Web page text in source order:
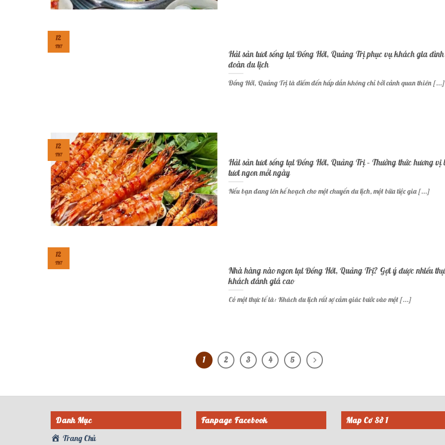
Hải sản tươi sống tại Đồng Hới, Quảng Trị phục vụ khách gia
đoàn du lịch
Đồng Hới, Quảng Trị là điểm đến hấp dẫn không chỉ bởi cảnh quan thiên [...]
12
TH7
Hải sản tươi sống tại Đồng Hới, Quảng Trị – Thưởng thức hương vị
tươi ngon mỗi ngày
Nếu bạn đang lên kế hoạch cho một chuyến du lịch, một bữa tiệc gia [...]
12
TH7
Nhà hàng nào ngon tại Đồng Hới, Quảng Trị? Gợi ý được nhiều
khách đánh giá cao
Có một thực tế là: Khách du lịch rất sợ cảm giác bước vào một [...]
12
TH7
1 2 3 4 5
Danh Mục
Trang Chủ
Fanpage Facebook Map Cơ Sở 1